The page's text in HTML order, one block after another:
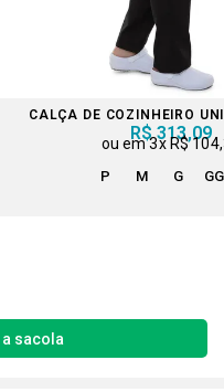
CALÇA DE COZINHEIRO
R$ 313,09
3x R$
P M G GG